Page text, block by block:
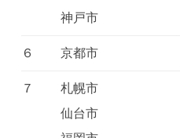
神戸市
６ 京都市
７
札幌市
仙台市